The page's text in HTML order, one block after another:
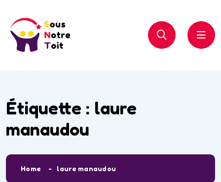
Étiquette : laure
manaudou
Home laure manaudou